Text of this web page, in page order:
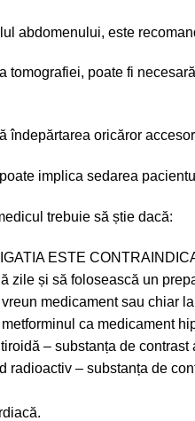
abdomenului, este
tomografiei, poate fi
îndepărtarea oricăror
implica sedarea
trebuie să știe dacă:
ESTE
zile și să folosească un
medicament sau chiar
ca medicament
– substanța de
radioactiv – substanța de